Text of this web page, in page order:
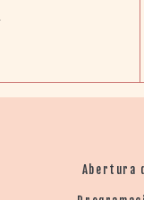
Abertura